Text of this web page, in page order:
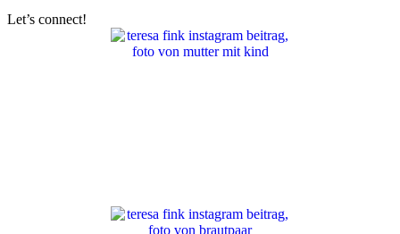
Let’s connect!